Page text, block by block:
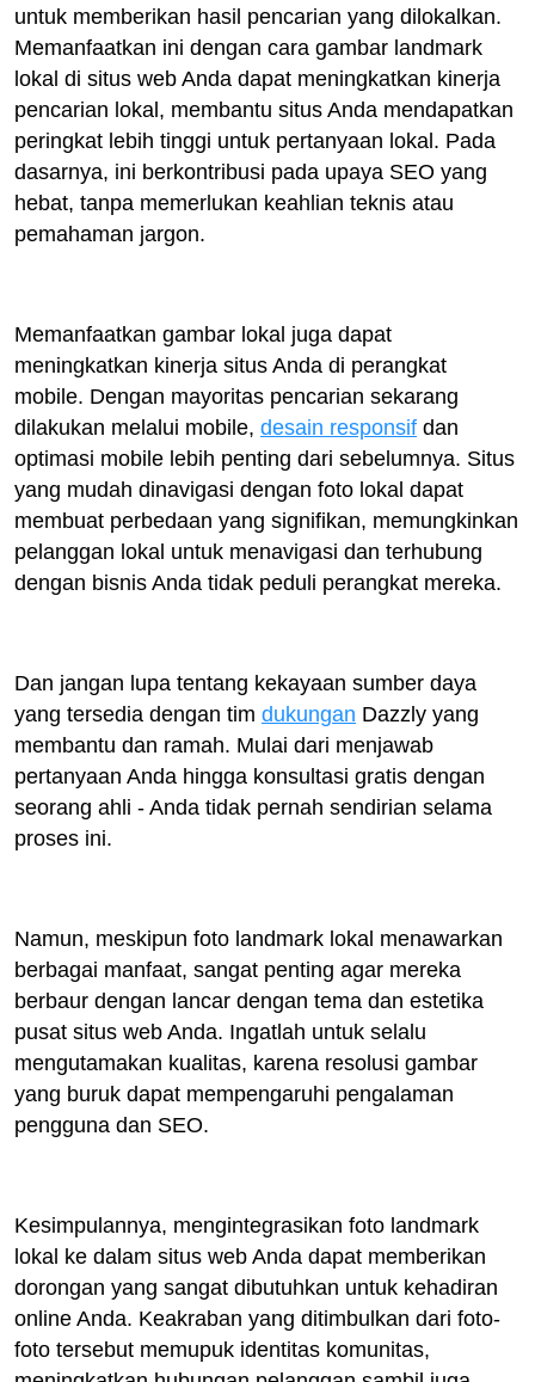
untuk memberikan hasil pencarian yang dilokalkan.
Memanfaatkan ini dengan cara gambar landmark
lokal di situs web Anda dapat meningkatkan kinerja
pencarian lokal, membantu situs Anda mendapatkan
peringkat lebih tinggi untuk pertanyaan lokal. Pada
dasarnya, ini berkontribusi pada upaya SEO yang
hebat, tanpa memerlukan keahlian teknis atau
pemahaman jargon.
Memanfaatkan gambar lokal juga dapat
meningkatkan kinerja situs Anda di perangkat
mobile. Dengan mayoritas pencarian sekarang
dilakukan melalui mobile, desain responsif dan
optimasi mobile lebih penting dari sebelumnya. Situs
yang mudah dinavigasi dengan foto lokal dapat
membuat perbedaan yang signifikan, memungkinkan
pelanggan lokal untuk menavigasi dan terhubung
dengan bisnis Anda tidak peduli perangkat mereka.
Dan jangan lupa tentang kekayaan sumber daya
yang tersedia dengan tim dukungan Dazzly yang
membantu dan ramah. Mulai dari menjawab
pertanyaan Anda hingga konsultasi gratis dengan
seorang ahli - Anda tidak pernah sendirian selama
proses ini.
Namun, meskipun foto landmark lokal menawarkan
berbagai manfaat, sangat penting agar mereka
berbaur dengan lancar dengan tema dan estetika
pusat situs web Anda. Ingatlah untuk selalu
mengutamakan kualitas, karena resolusi gambar
yang buruk dapat mempengaruhi pengalaman
pengguna dan SEO.
Kesimpulannya, mengintegrasikan foto landmark
lokal ke dalam situs web Anda dapat memberikan
dorongan yang sangat dibutuhkan untuk kehadiran
online Anda. Keakraban yang ditimbulkan dari foto-
foto tersebut memupuk identitas komunitas,